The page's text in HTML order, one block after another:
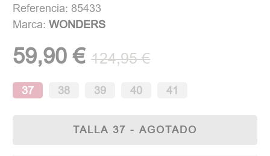
Referencia: 85433
Marca:WONDERS
59,90 € 124,95 €
37 38 39 40 41
TALLA 37 - AGOTADO